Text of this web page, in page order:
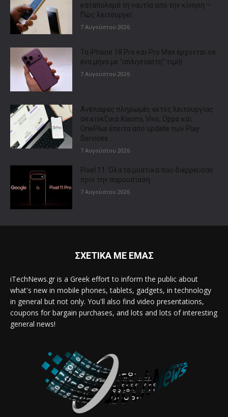
καταπολεμά τη ναυτία από την κίνηση –
Πώς λειτουργεί
7 Αυγούστου 2026
Τα iPhone 18 Pro και Pro Max έρχονται σε
ένα μήνα με “απλησίαστη” τιμή!
7 Αυγούστου 2026
Ανέπαφες πληρωμές εκτός λειτουργίας
σε κινεζικά Xiaomi, Vivo, Oppo και
OnePlus έπειτα από update των Play
Services
7 Αυγούστου 2026
Pixel 11: Όλα τα μυστικά που διέρρευσαν
πριν την παρουσίαση
7 Αυγούστου 2026
ΣΧΕΤΙΚΑ ΜΕ ΕΜΑΣ
iTechNews.gr is a Greek effort to inform the public about
what's new in mobile phones, tablets, gadgets, in technology
in general but not only. You'll also find video presentations,
coupons for bargain purchases, and lots and lots of interesting
general news!